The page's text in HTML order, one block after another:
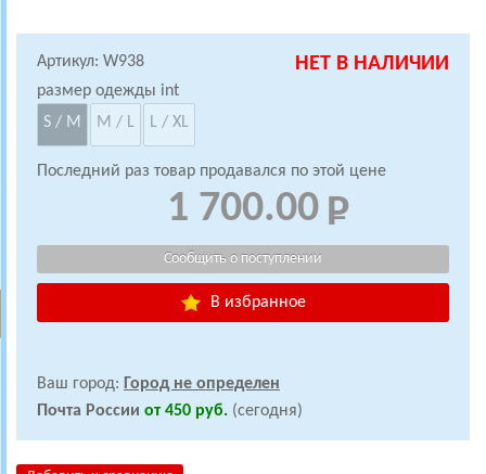
Артикул: W938 НЕТ В НАЛИЧИИ
размер одежды int
S / M
M / L L / XL
Последний раз товар продавался по этой цене
1 700.00
В избранное
Ваш город: Город не определен
Почта России от 450 руб. (сегодня)